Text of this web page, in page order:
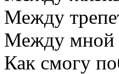
Между
Между мной
Как смогу